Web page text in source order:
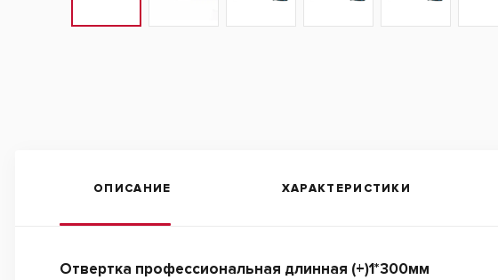
ОПИСАНИЕ ХАРАКТЕРИСТИКИ
Отвертка профессиональная длинная (+)1*300мм